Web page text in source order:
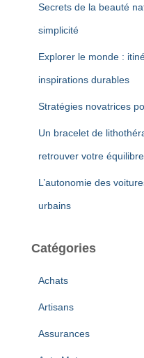
Secrets de la beauté
simplicité
Explorer le monde :
inspirations durables
Stratégies novatrices
Un bracelet de
retrouver votre
L’autonomie des
urbains
Catégories
Achats
Artisans
Assurances